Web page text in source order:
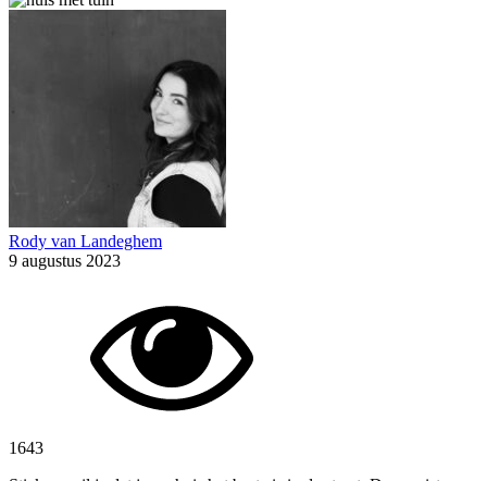
Rody van Landeghem
9 augustus 2023
1643